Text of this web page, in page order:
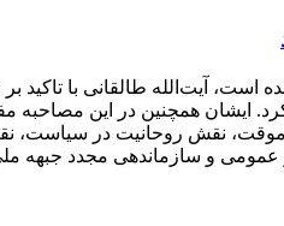
خبری که دوم خرداد ماه ۱۳۵۸ انجام شده
ایشان همچنین در این
موقت، نقش روحانیت در سیاست،
عمومی و سازماندهی مجدد جبهه